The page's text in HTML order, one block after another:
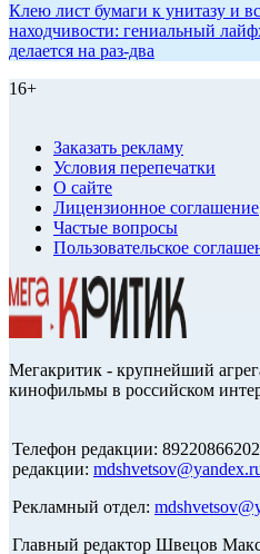
Клею лист бумаги к унитазу и
находчивости: гениальный
делается на раз-два
16+
Заказать рекламу
Условия перепечатки
О сайте
Лицензионное соглашение
Частые вопросы
Пользовательское
Мегакритик - крупнейший
кинофильмы в российском
Телефон редакции:
редакции:
Рекламный отдел:
Главный редактор Швецов